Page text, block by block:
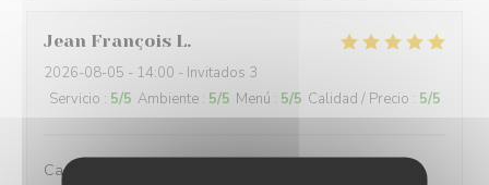
Jean François L
2026-08-05 - 14:00 - Invitados 3
Servicio : 5/5 Ambiente : 5/5 Menú : 5/5 Calidad / Precio : 5/5
Cadre magnifique, belles assiettes et accueil